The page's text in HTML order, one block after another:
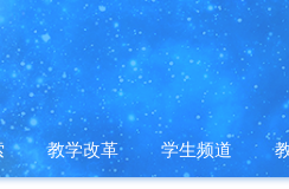
教学改革 学生频道